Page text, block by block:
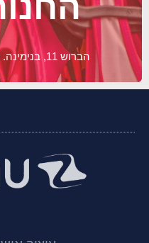
הברוש 11, בנימינה. תאמו מראש וקפצו לבקר.